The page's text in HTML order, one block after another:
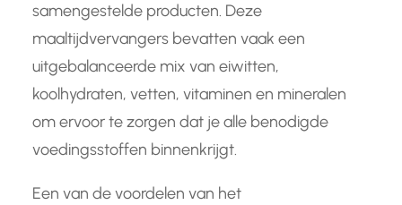
samengestelde producten. Deze
maaltijdvervangers bevatten vaak een
uitgebalanceerde mix van eiwitten,
koolhydraten, vetten, vitaminen en mineralen
om ervoor te zorgen dat je alle benodigde
voedingsstoffen binnenkrijgt.
Een van de voordelen van het